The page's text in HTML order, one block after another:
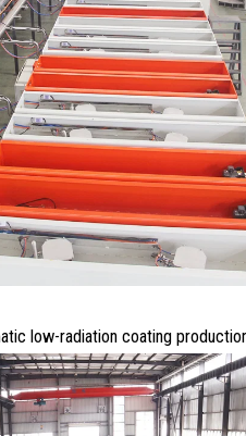
low-radiation coating